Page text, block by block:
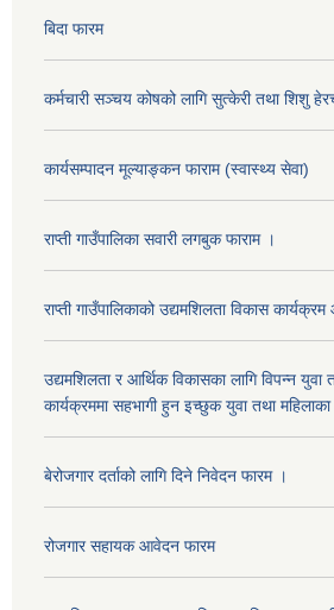
बिदा फारम
कर्मचारी सञ्चय कोषको लागि सुत्केरी तथा शिशु
कार्यसम्पादन मूल्याङ्कन फाराम (स्वास्थ्य सेवा)
राप्ती गाउँपालिका सवारी लगबुक फाराम ।
राप्ती गाउँपालिकाको उद्यमशिलता विकास
उद्यमशिलता र आर्थिक विकासका लागि विपन्न युवा
कार्यक्रममा सहभागी हुन इच्छुक युवा तथा
बेरोजगार दर्ताको लागि दिने निवेदन फारम ।
रोजगार सहायक आवेदन फारम